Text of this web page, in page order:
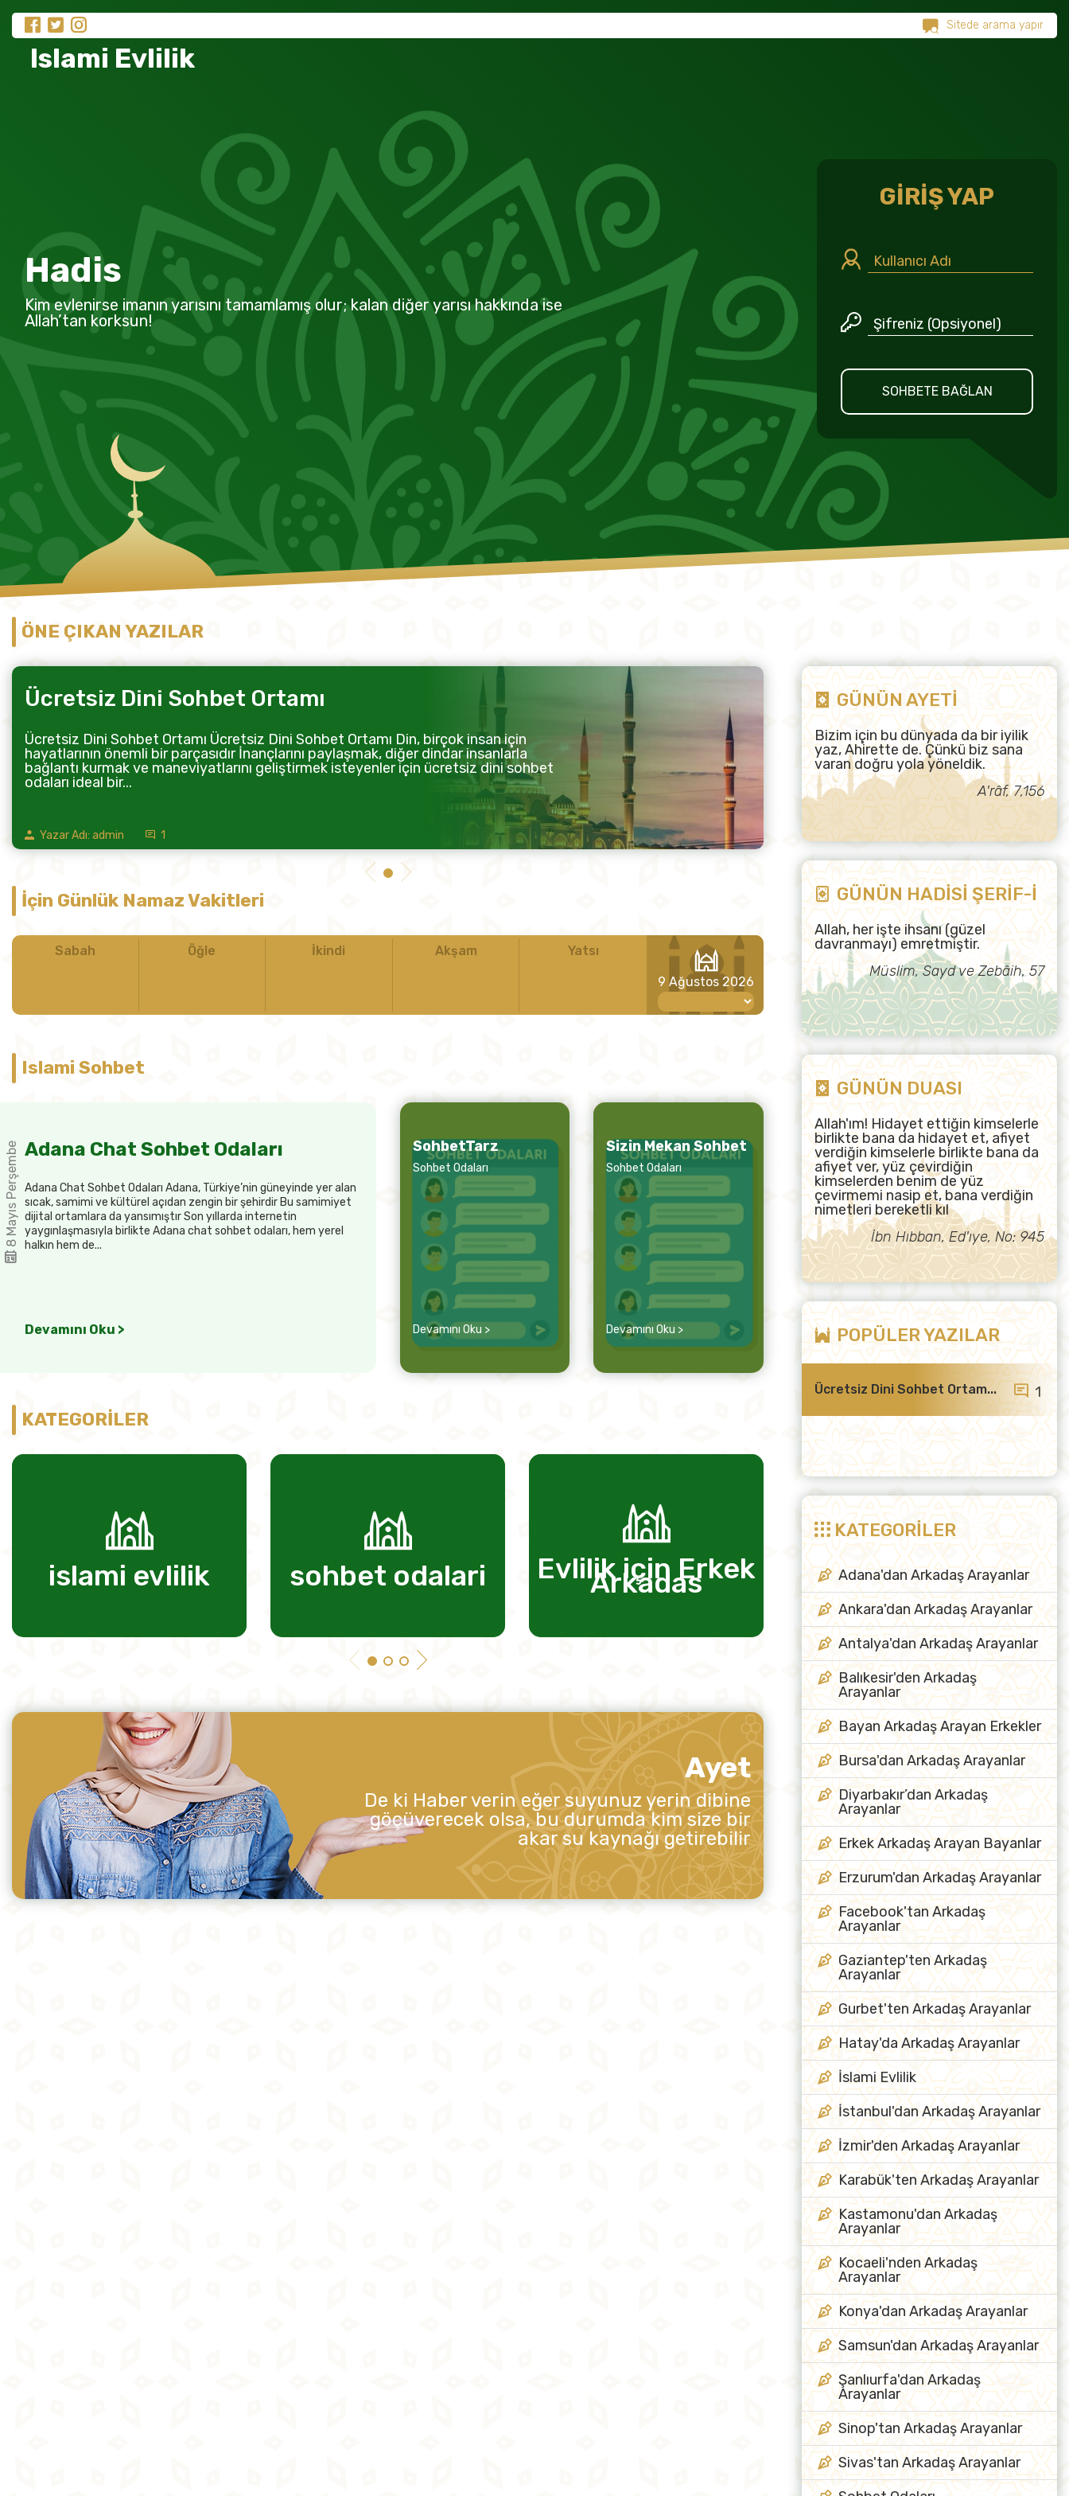
Islami Evlilik
Hadis
Kim evlenirse imanın yarısını tamamlamış olur; kalan diğer yarısı hakkında ise
Allah’tan korksun!
GİRİŞ YAP
SOHBETE BAĞLAN
ÖNE ÇIKAN YAZILAR
Ücretsiz Dini Sohbet Ortamı
Ücretsiz Dini Sohbet Ortamı Ücretsiz Dini Sohbet Ortamı Din, birçok insan için
hayatlarının önemli bir parçasıdır İnançlarını paylaşmak, diğer dindar insanlarla
bağlantı kurmak ve maneviyatlarını geliştirmek isteyenler için ücretsiz dini sohbet
odaları ideal bir...
Yazar Adı: admin 1
İçin Günlük Namaz Vakitleri
Sabah Öğle İkindi Akşam Yatsı
9 Ağustos 2026
Islami Sohbet
8 Mayıs Perşembe Adana Chat Sohbet Odaları
Adana Chat Sohbet Odaları Adana, Türkiye’nin güneyinde yer alan
sıcak, samimi ve kültürel açıdan zengin bir şehirdir Bu samimiyet
dijital ortamlara da yansımıştır Son yıllarda internetin
yaygınlaşmasıyla birlikte Adana chat sohbet odaları, hem yerel
halkın hem de...
Devamını Oku >
SohbetTarz
Sohbet Odaları
Devamını Oku >
Sizin Mekan Sohbet
Sohbet Odaları
Devamını Oku >
KATEGORİLER
islami evlilik sohbet odalari Evlilik için Erkek
Arkadas evlilik için kadın
arkadaş
Ayet
De ki Haber verin eğer suyunuz yerin dibine
göçüverecek olsa, bu durumda kim size bir
akar su kaynağı getirebilir
GÜNÜN AYETİ
Bizim için bu dünyada da bir iyilik
yaz, Ahirette de. Çünkü biz sana
varan doğru yola yöneldik.
A'râf, 7,156
GÜNÜN HADİSİ ŞERİF-İ
Allah, her işte ihsanı (güzel
davranmayı) emretmiştir.
Müslim, Sayd ve Zebâih, 57
GÜNÜN DUASI
Allah'ım! Hidayet ettiğin kimselerle
birlikte bana da hidayet et, afiyet
verdiğin kimselerle birlikte bana da
afiyet ver, yüz çevirdiğin
kimselerden benim de yüz
çevirmemi nasip et, bana verdiğin
nimetleri bereketli kıl
İbn Hıbban, Ed'ıye, No: 945
POPÜLER YAZILAR
Ücretsiz Dini Sohbet Ortam... 1
KATEGORİLER
Adana'dan Arkadaş Arayanlar
Ankara'dan Arkadaş Arayanlar
Antalya'dan Arkadaş Arayanlar
Balıkesir'den Arkadaş
Arayanlar
Bayan Arkadaş Arayan Erkekler
Bursa'dan Arkadaş Arayanlar
Diyarbakır’dan Arkadaş
Arayanlar
Erkek Arkadaş Arayan Bayanlar
Erzurum'dan Arkadaş Arayanlar
Facebook'tan Arkadaş
Arayanlar
Gaziantep'ten Arkadaş
Arayanlar
Gurbet'ten Arkadaş Arayanlar
Hatay'da Arkadaş Arayanlar
İslami Evlilik
İstanbul'dan Arkadaş Arayanlar
İzmir'den Arkadaş Arayanlar
Karabük'ten Arkadaş Arayanlar
Kastamonu'dan Arkadaş
Arayanlar
Kocaeli'nden Arkadaş
Arayanlar
Konya'dan Arkadaş Arayanlar
Samsun'dan Arkadaş Arayanlar
Şanlıurfa'dan Arkadaş
Arayanlar
Sinop'tan Arkadaş Arayanlar
Sivas'tan Arkadaş Arayanlar